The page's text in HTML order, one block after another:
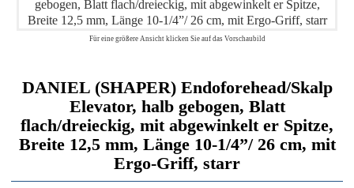
Für eine größere Ansicht klicken Sie auf das Vorschaubild
DANIEL (SHAPER) Endoforehead/Skalp
Elevator, halb gebogen, Blatt
flach/dreieckig, mit abgewinkelt er Spitze,
Breite 12,5 mm, Länge 10-1/4”/ 26 cm, mit
Ergo-Griff, starr